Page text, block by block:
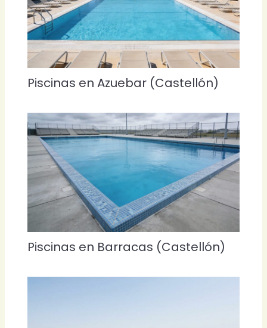
Piscinas en Azuebar (Castellón)
Piscinas en Barracas (Castellón)